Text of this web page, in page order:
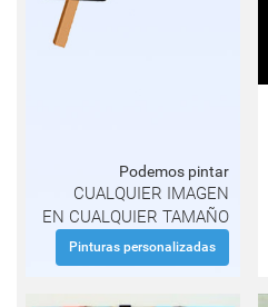
Podemos pintar
CUALQUIER IMAGEN
EN CUALQUIER TAMAÑO
Pinturas personalizadas